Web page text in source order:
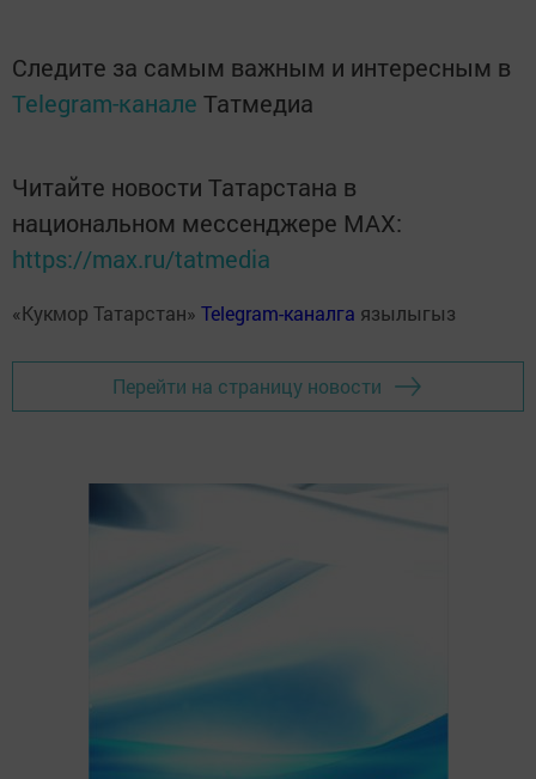
Следите за самым важным и интересным в
Telegram-канале Татмедиа
Читайте новости Татарстана в
национальном мессенджере MАХ:
https://max.ru/tatmedia
«Кукмор Татарстан» Telegram-каналга язылыгыз
Перейти на страницу новости